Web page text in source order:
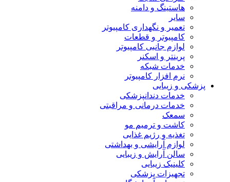
هاستینگ و دامنه
سایر
تعمیر و نگهداری کامپیوتر
کامپیوتر و قطعات
لوازم جانبی کامپیوتر
پرینتر و اسکنر
خدمات شبکه
نرم افزار کامپیوتر
پزشکی و زیبایی
خدمات دندانپزشکی
خدمات درمانی و مراقبتی
سمعک
کاشت و ترمیم مو
تغذیه و رژیم غذایی
لوازم آرایشی و بهداشتی
سالن آرایش و زیبایی
کلینیک زیبایی
تجهیزات پزشکی